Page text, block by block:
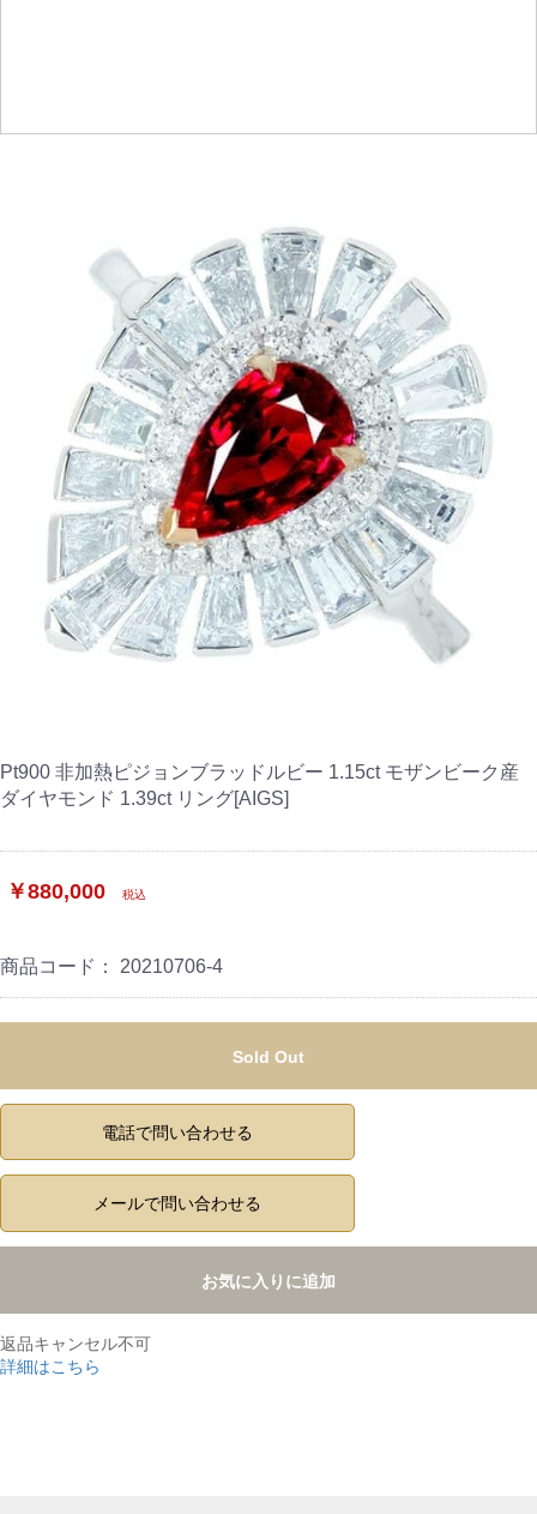
Pt900 非加熱ピジョンブラッドルビー 1.15ct モザンビーク産
ダイヤモンド 1.39ct リング[AIGS]
￥880,000 税込
商品コード： 20210706-4
Sold Out
電話で問い合わせる
メールで問い合わせる
お気に入りに追加
返品キャンセル不可
詳細はこちら